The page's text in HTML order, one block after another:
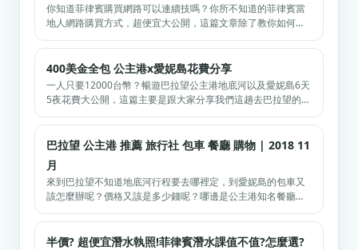
你知道菲律賓購買網路可以連續技嗎？你所不知道的菲律賓當
地人網路購買方式，超便宜大公開，這篇文章除了教你如何儲
值以及購買網路方案以外，還要教你如何用超低價格，用菲律
賓人的方式去購買當地的最便宜的網路方案。
400美金全包 公主港x愛妮島花費分享
一人只要12000台幣？暢遊巴拉望公主港地底河以及愛妮島6天
5夜花費大公開，這篇主要是跟大家分享我們這趟去巴拉望的花
費，平均一人大概10,000~12,000台幣，約350~400美金，全
部的花費包含、旅平險、機票含稅含行李、住宿、全部行程花
費以及伴手禮…
巴拉望 公主港 推薦 旅行社 包車 餐廳 購物 | 2018 11
月
來到巴拉望不知道地底河行程要去哪裡定，到愛妮島的包車又
該怎麼辦呢？價格又該是多少錢呢？哪邊是公主港知名餐廳
呢？在這篇 巴拉望 公主港 推薦包車裡面，肉比頭要跟大家分
享的就是我們在公主港的定的旅行社以及推薦的餐廳，當然還
有該去哪邊採購比較好，其實自助旅遊在…
半價? 超便宜潛水執照!菲律賓潛水課值不值?怎麼選?